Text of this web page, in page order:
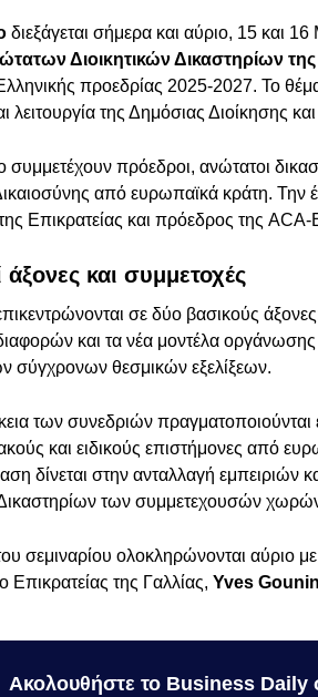
διεξάγεται σήμερα και αύριο, 15 και
Διοικητικών Δικαστηρίων
προεδρίας 2025-2027. Το
της Δημόσιας Διοίκησης και
συμμετέχουν πρόεδροι, ανώτατοι
από ευρωπαϊκά κράτη.
Επικρατείας και πρόεδρος της
άξονες και συμμετοχές
σε δύο βασικούς
και τα νέα μοντέλα
σύγχρονων θεσμικών εξελίξεων.
των συνεδριών
και ειδικούς επιστήμονες από
δίνεται στην ανταλλαγή
Δικαστηρίων των συμμετεχουσών
σεμιναρίου ολοκληρώνονται
Επικρατείας της Γαλλίας, Yves Gounin
Ακολουθήστε το Business Daily